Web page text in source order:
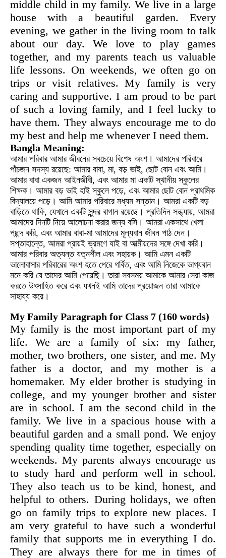
middle child in my family. We live in a large
house with a beautiful garden. Every
evening, we gather in the living room to talk
about our day. We love to play games
together, and my parents teach us valuable
life lessons. On weekends, we often go on
trips or visit relatives. My family is very
caring and supportive. I am proud to be part
of such a loving family, and I feel lucky to
have them. They always encourage me to do
my best and help me whenever I need them.
Bangla Meaning:
আমার পরিবার আমার জীবনের সবচেয়ে বিশেষ অংশ। আমাদের পরিবারে
পাঁচজন সদস্য রয়েছে: আমার বাবা, মা, বড় ভাই, ছোট বোন এবং আমি।
আমার বাবা একজন আইনজীবী, এবং আমার মা একটি স্থানীয় স্কুলের
শিক্ষক। আমার বড় ভাই হাই স্কুলে পড়ে, এবং আমার ছোট বোন প্রাথমিক
বিদ্যালয়ে পড়ে। আমি আমার পরিবারে মধ্যম সন্তান। আমরা একটি বড়
বাড়িতে থাকি, যেখানে একটি সুন্দর বাগান রয়েছে। প্রতিদিন সন্ধ্যায়, আমরা
আমাদের দিনটি নিয়ে আলোচনা করার জন্য বসি। আমরা একসাথে খেলা
পছন্দ করি, এবং আমার বাবা-মা আমাদের মূল্যবান জীবন পাঠ দেন।
সপ্তাহান্তে, আমরা প্রায়ই ভ্রমণে যাই বা আত্মীয়দের সঙ্গে দেখা করি।
আমার পরিবার অত্যন্ত যত্নশীল এবং সহায়ক। আমি এমন একটি
ভালোবাসার পরিবারের অংশ হতে পেরে গর্বিত, এবং আমি নিজেকে ভাগ্যবান
মনে করি যে তাদের আমি পেয়েছি। তারা সবসময় আমাকে আমার সেরা কাজ
করতে উৎসাহিত করে এবং যখনই আমি তাদের প্রয়োজন তারা আমাকে
সাহায্য করে।
My Family Paragraph for Class 7 (160 words)
My family is the most important part of my
life. We are a family of six: my father,
mother, two brothers, one sister, and me. My
father is a doctor, and my mother is a
homemaker. My elder brother is studying in
college, and my younger brother and sister
are in school. I am the second child in the
family. We live in a spacious house with a
beautiful garden and a small pond. We enjoy
spending quality time together, especially on
weekends. My parents always encourage us
to study hard and perform well in school.
They also teach us to be kind, honest, and
helpful to others. During holidays, we often
go on family trips to explore new places. I
am very grateful to have such a wonderful
family that supports me in everything I do.
They are always there for me in times of